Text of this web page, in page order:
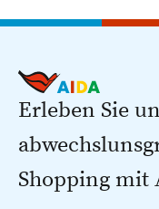
Erleben Sie
Shopping mit